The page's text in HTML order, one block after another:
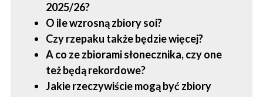
2025/26?
O ile wzrosną zbiory soi?
Czy rzepaku także będzie więcej?
A co ze zbiorami słonecznika, czy one
też będą rekordowe?
Jakie rzeczywiście mogą być zbiory